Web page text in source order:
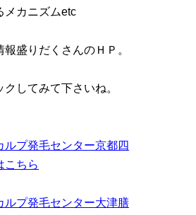
メカニズムetc
盛りだくさんのＨＰ。
してみて下さいね。
プ発毛センター京都四
こちら
プ発毛センター大津膳